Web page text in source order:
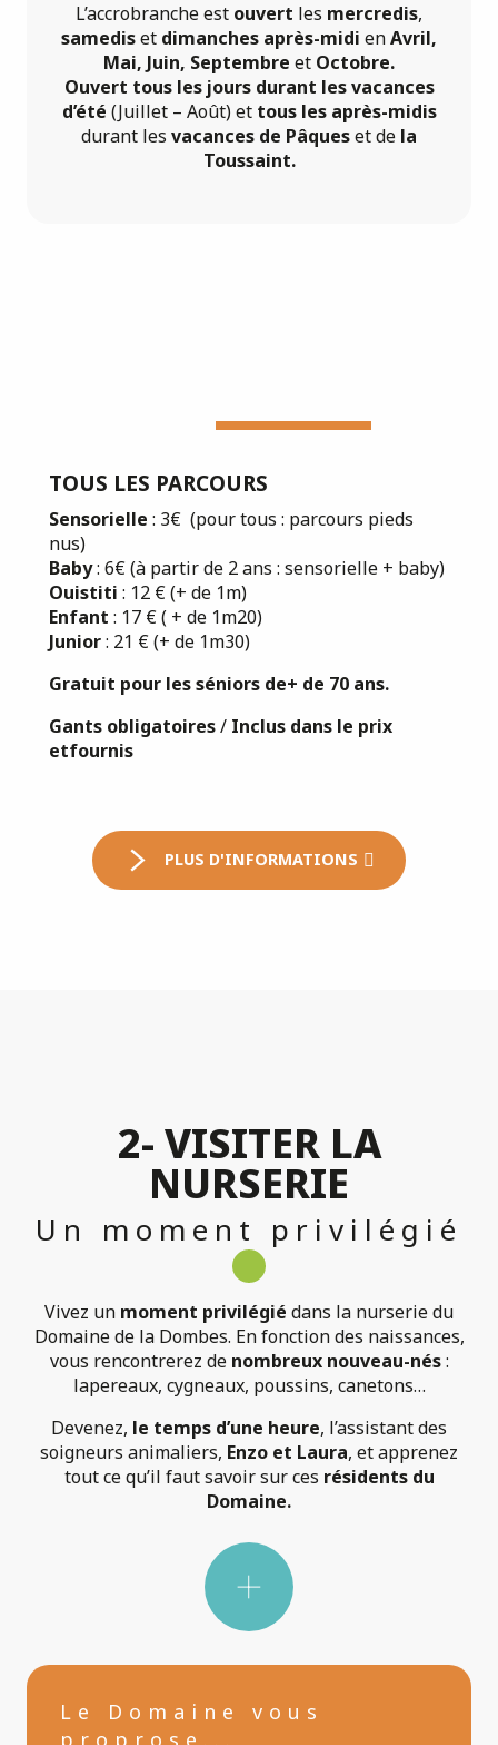
L’accrobranche est ouvert les mercredis,
samediset dimanches après-midi enAvril,
Mai, Juin, Septembre et Octobre.
Ouvert tous les jours durant les vacances
d’été (Juillet – Août) ettous les après-midis
durant les vacances de Pâqueset de la
Toussaint.
TOUS LES PARCOURS
Sensorielle : 3€ (pour tous : parcours pieds
nus)
Baby: 6€ (à partir de 2 ans : sensorielle + baby)
Ouistiti : 12 € (+ de 1m)
Enfant : 17 € ( + de 1m20)
Junior: 21 € (+ de 1m30)
Gratuit pour les séniors de+ de 70 ans.
Gants obligatoires/ Inclus dans le prix
etfournis
PLUS D'INFORMATIONS
2- VISITER LA
NURSERIE
Un moment privilégié
Vivez un moment privilégié dans la nurserie du
Domaine de la Dombes. En fonction des naissances,
vous rencontrerez denombreux nouveau-nés:
lapereaux, cygneaux, poussins, canetons…
Devenez, le temps d’une heure, l’assistant des
soigneurs animaliers, Enzo et Laura, et apprenez
tout ce qu’il faut savoir sur ces résidents du
Domaine.
Au printemps 2023
4 premiers
chevreaux
Gustine !
se
portent à merveille !
En 2024
deux nouveaux
chevreaux
le
printemps
naissances
Le Domaine vous
proprose...